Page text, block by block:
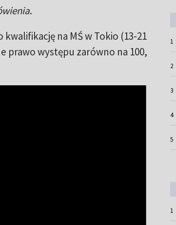
.
na MŚ w Tokio (13-21
prawo występu zarówno na 100,
1
2
3
4
5
1